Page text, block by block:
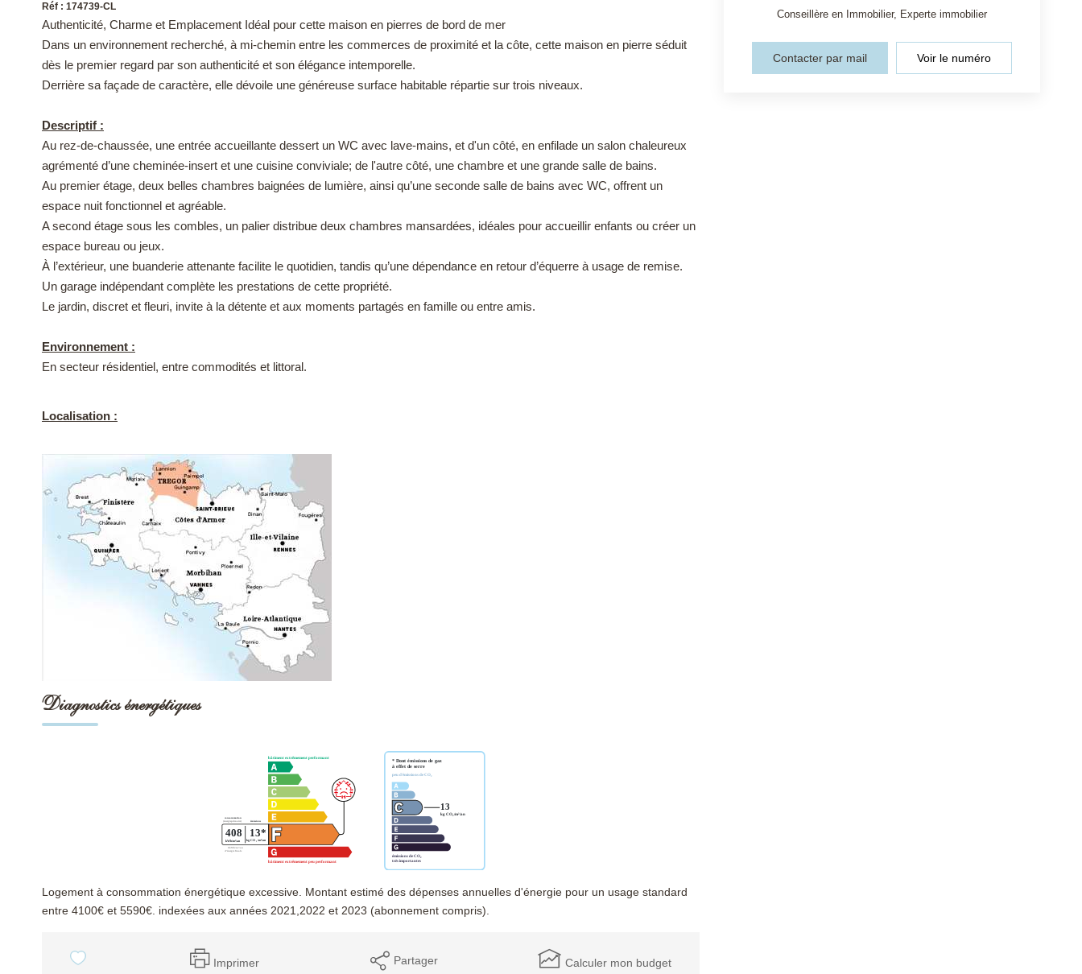
Réf : 174739-CL
Authenticité, Charme et Emplacement Idéal pour cette maison en pierres de bord de mer
Dans un environnement recherché, à mi-chemin entre les commerces de proximité et la côte, cette maison en pierre séduit
dès le premier regard par son authenticité et son élégance intemporelle.
Derrière sa façade de caractère, elle dévoile une généreuse surface habitable répartie sur trois niveaux.
Descriptif :
Au rez-de-chaussée, une entrée accueillante dessert un WC avec lave-mains, et d'un côté, en enfilade un salon chaleureux
agrémenté d’une cheminée-insert et une cuisine conviviale; de l'autre côté, une chambre et une grande salle de bains.
Au premier étage, deux belles chambres baignées de lumière, ainsi qu’une seconde salle de bains avec WC, offrent un
espace nuit fonctionnel et agréable.
A second étage sous les combles, un palier distribue deux chambres mansardées, idéales pour accueillir enfants ou créer un
espace bureau ou jeux.
À l’extérieur, une buanderie attenante facilite le quotidien, tandis qu’une dépendance en retour d’équerre à usage de remise.
Un garage indépendant complète les prestations de cette propriété.
Le jardin, discret et fleuri, invite à la détente et aux moments partagés en famille ou entre amis.
Environnement :
En secteur résidentiel, entre commodités et littoral.
Localisation :
Diagnostics énergétiques
Logement à consommation énergétique excessive. Montant estimé des dépenses annuelles d'énergie pour un usage standard
entre 4100€ et 5590€. indexées aux années 2021,2022 et 2023 (abonnement compris).
Imprimer Partager Calculer mon budget
Conseillère en Immobilier, Experte immobilier
Contacter par mail Voir le numéro